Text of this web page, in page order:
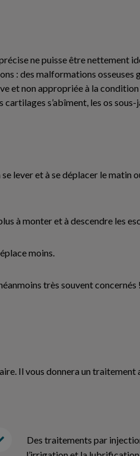
ne puisse être nettement
: des malformations osseuses
et non appropriée à la
s’abîment, les os
lever et à se déplacer le matin
à monter et à descendre les
moins.
très souvent
Il vous donnera un
Des traitements par